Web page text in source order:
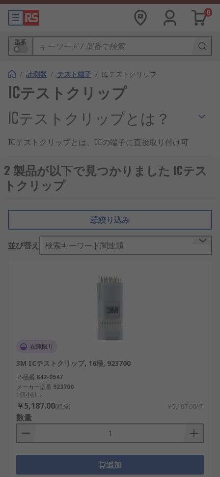
0
型番
/ 計測器 / テスト端子 / ICテストクリップ
ICテストクリップ
ICテストクリップとは？
ICテストクリップとは、ICの端子に直接取り付け可
は、一般的なICテストクリップで、ICの動作チェッ
クや信号取り出しが簡単に行えます。ホールドバー
が付いており、安定して連続装着が可能です。ICテ
テスト、品質管理検査、フィールドサービスなど、
様々な領域で広く使用され、電子産業において重要
なツールとなっています。
ICテストクリップの種類
ICテストクリップは、先端がクリップ、フック、
質によって、ステンレス鋼、ニッケル合金、銀など
の様々な材質で仕上げられたタイプがあります。金
ない接続が可能です。使用環境や用途に合わせて、
ICテストクリップのメーカ
ー
RSでは、3M、Pomonaなど一流メーカーの高品質
ICテストクリップ・ICクリップを豊富に取り揃えて
2 製品が以下で見つかりました ICテス
トクリップ
絞り込み
並び替え 検索キーワード関連順
在庫限り
3M ICテストクリップ, 16極, 923700
RS品番 842-0547
メーカー型番 923700
1個小計：
￥5,187.00(税抜) ￥5,187.00/個
数量
追加